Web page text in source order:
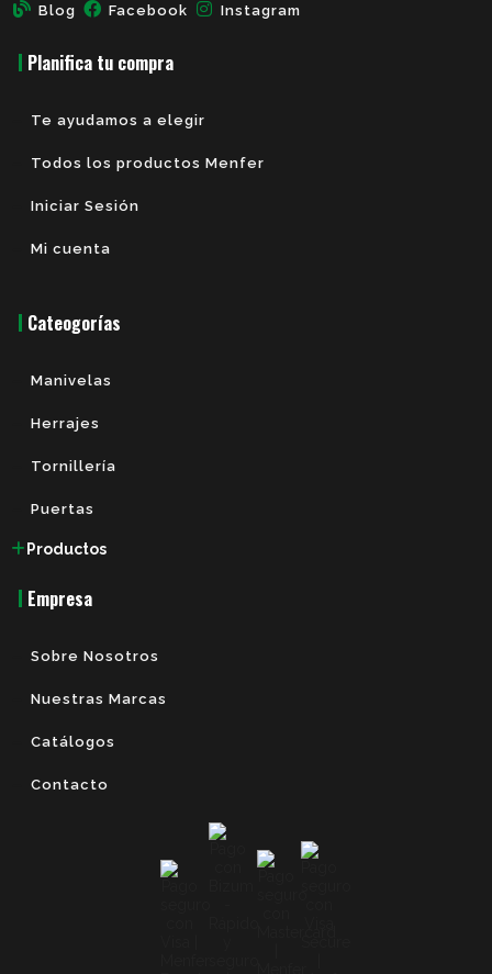
Blog Facebook Instagram
Planifica tu compra
Te ayudamos a elegir
Todos los productos Menfer
Iniciar Sesión
Mi cuenta
Cateogorías
Manivelas
Herrajes
Tornillería
Puertas
Productos
Empresa
Sobre Nosotros
Nuestras Marcas
Catálogos
Contacto